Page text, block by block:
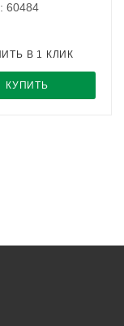
60484
КУПИТЬ
В 1 КЛИК